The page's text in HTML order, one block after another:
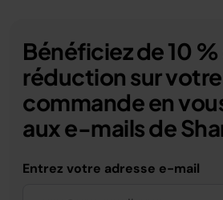
Bénéficiez de 10
réduction sur
commande en
aux e-mails de
Entrez votre adresse e-mail